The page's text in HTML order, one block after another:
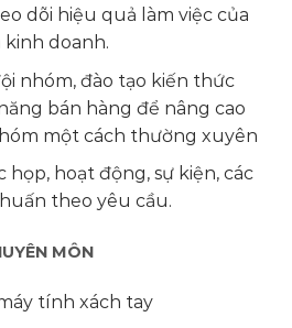
dõi hiệu quả làm việc của
doanh.
nhóm, đào tạo kiến thức
bán hàng để nâng cao
một cách thường xuyên
họp, hoạt động, sự kiện, các
theo yêu cầu.
MÔN
tính xách tay